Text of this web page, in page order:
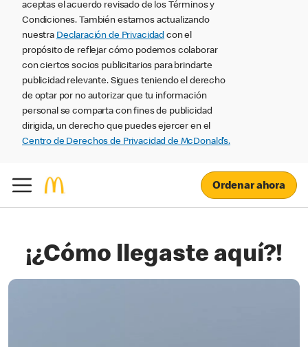
aceptas el acuerdo revisado de los Términos y
Condiciones. También estamos actualizando
nuestra Declaración de Privacidad con el
propósito de reflejar cómo podemos colaborar
con ciertos socios publicitarios para brindarte
publicidad relevante. Sigues teniendo el derecho
de optar por no autorizar que tu información
personal se comparta con fines de publicidad
dirigida, un derecho que puedes ejercer en el
Centro de Derechos de Privacidad de McDonald’s.
Ordenar ahora
¡¿Cómo llegaste aquí?!